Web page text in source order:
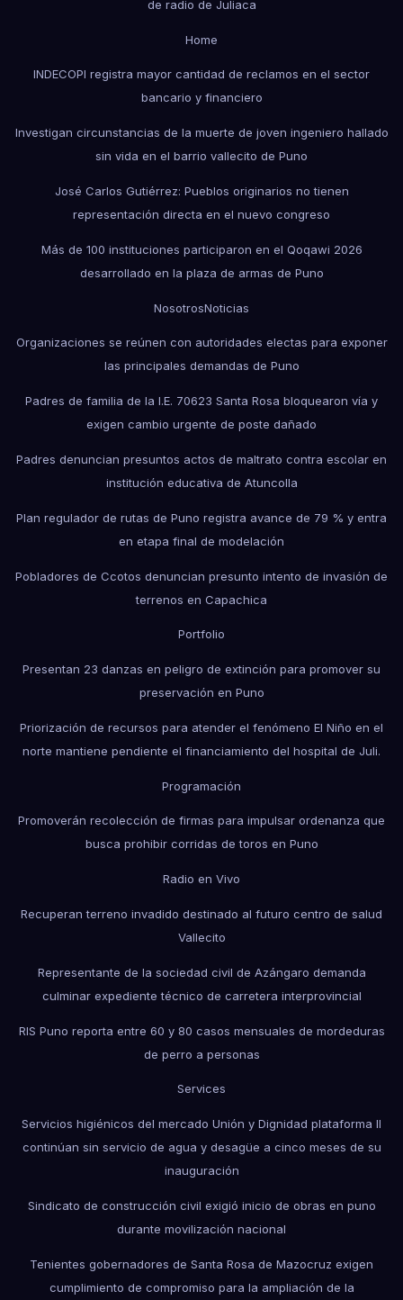
de radio de Juliaca
Home
INDECOPI registra mayor cantidad de reclamos en el sector
bancario y financiero
Investigan circunstancias de la muerte de joven ingeniero hallado
sin vida en el barrio vallecito de Puno
José Carlos Gutiérrez: Pueblos originarios no tienen
representación directa en el nuevo congreso
Más de 100 instituciones participaron en el Qoqawi 2026
desarrollado en la plaza de armas de Puno
NosotrosNoticias
Organizaciones se reúnen con autoridades electas para exponer
las principales demandas de Puno
Padres de familia de la I.E. 70623 Santa Rosa bloquearon vía y
exigen cambio urgente de poste dañado
Padres denuncian presuntos actos de maltrato contra escolar en
institución educativa de Atuncolla
Plan regulador de rutas de Puno registra avance de 79 % y entra
en etapa final de modelación
Pobladores de Ccotos denuncian presunto intento de invasión de
terrenos en Capachica
Portfolio
Presentan 23 danzas en peligro de extinción para promover su
preservación en Puno
Priorización de recursos para atender el fenómeno El Niño en el
norte mantiene pendiente el financiamiento del hospital de Juli.
Programación
Promoverán recolección de firmas para impulsar ordenanza que
busca prohibir corridas de toros en Puno
Radio en Vivo
Recuperan terreno invadido destinado al futuro centro de salud
Vallecito
Representante de la sociedad civil de Azángaro demanda
culminar expediente técnico de carretera interprovincial
RIS Puno reporta entre 60 y 80 casos mensuales de mordeduras
de perro a personas
Services
Servicios higiénicos del mercado Unión y Dignidad plataforma II
continúan sin servicio de agua y desagüe a cinco meses de su
inauguración
Sindicato de construcción civil exigió inicio de obras en puno
durante movilización nacional
Tenientes gobernadores de Santa Rosa de Mazocruz exigen
cumplimiento de compromiso para la ampliación de la